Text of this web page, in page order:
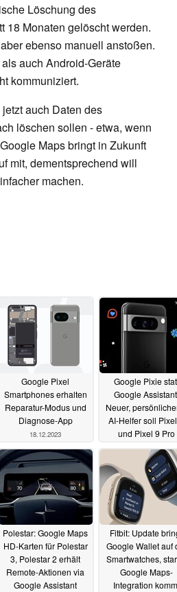
Löschung des
18 Monaten gelöscht werden.
ebenso manuell anstoßen.
auch Android-Geräte
kommuniziert.
auch Daten des
löschen sollen - etwa, wenn
Maps bringt in Zukunft
mit, dementsprechend will
machen.
Google Pixel
Smartphones erhalten
Reparatur-Modus und
Diagnose-App
18.12.2023
Google Pixie
Google
Neuer,
AI-Helfer soll
und Pixel 9 Pro
Polestar: Google Maps
HD-Karten für Polestar
3, Polestar 2 erhält
Remote-Aktionen via
Google Assistant
Fitbit: Update
Google Wallet auf
Smartwatches,
Google Maps-
Integration